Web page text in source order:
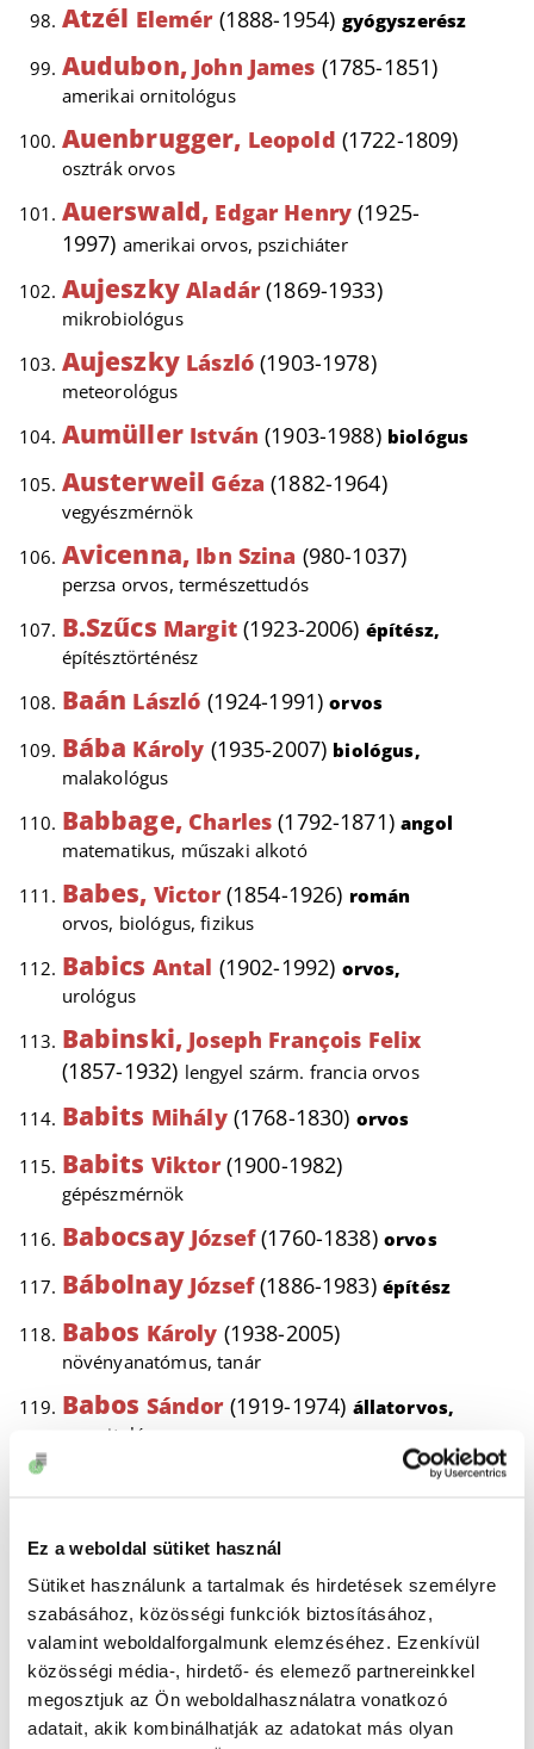
Ez a weboldal sütiket használ
Sütiket használunk a tartalmak és hirdetések személyre
szabásához, közösségi funkciók biztosításához,
valamint weboldalforgalmunk elemzéséhez. Ezenkívül
közösségi média-, hirdető- és elemező partnereinkkel
megosztjuk az Ön weboldalhasználatra vonatkozó
adatait, akik kombinálhatják az adatokat más olyan
Atzél Elemér (1888-1954) gyógyszerész
Audubon, John James (1785-1851)
amerikai ornitológus
Auenbrugger, Leopold (1722-1809)
osztrák orvos
Auerswald, Edgar Henry(1925-
1997) amerikai orvos, pszichiáter
AujeszkyAladár(1869-1933)
mikrobiológus
Aujeszky László(1903-1978)
meteorológus
Aumüller István(1903-1988) biológus
Austerweil Géza(1882-1964)
vegyészmérnök
Avicenna, Ibn Szina (980-1037)
perzsa orvos, természettudós
B.Szűcs Margit (1923-2006) építész,
építésztörténész
Baán László (1924-1991)orvos
Bába Károly (1935-2007) biológus,
malakológus
Babbage, Charles(1792-1871)angol
matematikus, műszaki alkotó
Babes, Victor(1854-1926) román
orvos, biológus, fizikus
Babics Antal (1902-1992) orvos,
urológus
Babinski, Joseph François Felix
(1857-1932) lengyel szárm. francia orvos
Babits Mihály (1768-1830) orvos
Babits Viktor(1900-1982)
gépészmérnök
Babocsay József(1760-1838) orvos
Bábolnay József(1886-1983) építész
Babos Károly (1938-2005)
növényanatómus, tanár
Babos Sándor (1919-1974) állatorvos,
parazitológus
BackhauszRichárd
orvos
Backus,John(1924-2007)amerikai
programozó
BacsákGyörgy(1870-1970)geológus